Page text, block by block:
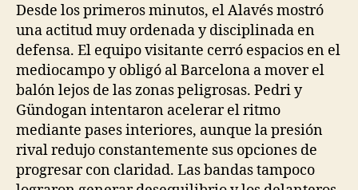
Desde los primeros minutos, el Alavés mostró
una actitud muy ordenada y disciplinada en
defensa. El equipo visitante cerró espacios en el
mediocampo y obligó al Barcelona a mover el
balón lejos de las zonas peligrosas. Pedri y
Gündogan intentaron acelerar el ritmo
mediante pases interiores, aunque la presión
rival redujo constantemente sus opciones de
progresar con claridad. Las bandas tampoco